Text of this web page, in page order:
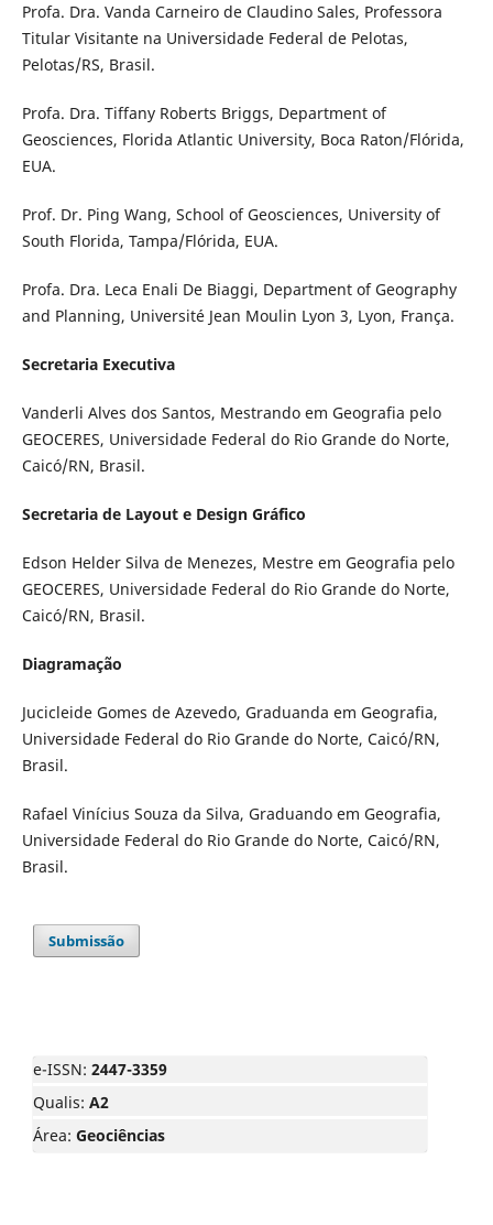
Profa. Dra. Vanda Carneiro de Claudino Sales, Professora
Titular Visitante na Universidade Federal de Pelotas,
Pelotas/RS, Brasil.
Profa. Dra. Tiffany Roberts Briggs, Department of
Geosciences, Florida Atlantic University, Boca Raton/Flórida,
EUA.
Prof. Dr. Ping Wang, School of Geosciences, University of
South Florida, Tampa/Flórida, EUA.
Profa. Dra. Leca Enali De Biaggi, Department of Geography
and Planning, Université Jean Moulin Lyon 3, Lyon, França.
Secretaria Executiva
Vanderli Alves dos Santos, Mestrando em Geografia pelo
GEOCERES, Universidade Federal do Rio Grande do Norte,
Caicó/RN, Brasil.
Secretaria de Layout e Design Gráfico
Edson Helder Silva de Menezes, Mestre em Geografia pelo
GEOCERES, Universidade Federal do Rio Grande do Norte,
Caicó/RN, Brasil.
Diagramação
Jucicleide Gomes de Azevedo, Graduanda em Geografia,
Universidade Federal do Rio Grande do Norte, Caicó/RN,
Brasil.
Rafael Vinícius Souza da Silva, Graduando em Geografia,
Universidade Federal do Rio Grande do Norte, Caicó/RN,
Brasil.
Submissão
e-ISSN: 2447-3359
Qualis: A2
Área: Geociências